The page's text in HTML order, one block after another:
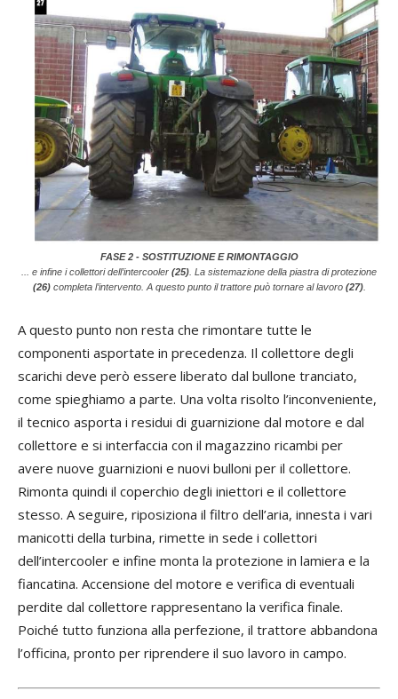
FASE 2 - SOSTITUZIONE E RIMONTAGGIO
... e infine i collettori dell’intercooler (25) . La sistemazione della piastra di protezione
(26)completa l’intervento. A questo punto il trattore può tornare al lavoro (27).
A questo punto non resta che rimontare tutte le
componenti asportate in precedenza. Il collettore degli
scarichi deve però essere liberato dal bullone tranciato,
come spieghiamo a parte. Una volta risolto l’inconveniente,
il tecnico asporta i residui di guarnizione dal motore e dal
collettore e si interfaccia con il magazzino ricambi per
avere nuove guarnizioni e nuovi bulloni per il collettore.
Rimonta quindi il coperchio degli iniettori e il collettore
stesso. A seguire, riposiziona il filtro dell’aria, innesta i vari
manicotti della turbina, rimette in sede i collettori
dell’intercooler e infine monta la protezione in lamiera e la
fiancatina. Accensione del motore e verifica di eventuali
perdite dal collettore rappresentano la verifica finale.
Poiché tutto funziona alla perfezione, il trattore abbandona
l’officina, pronto per riprendere il suo lavoro in campo.